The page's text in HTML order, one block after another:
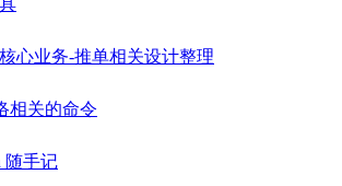
心业务-推单相关设计整理
相关的命令
随手记